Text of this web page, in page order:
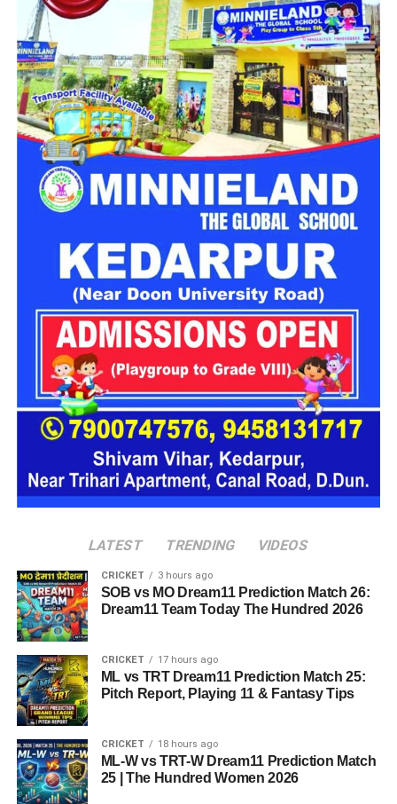
नारी निकेतन में रहने वाली महिलाओं और बच्चों को सुरक्षित माहौल के साथ-
साथ घर जैसा अपनापन और स्वतंत्रता देना है।
उत्तराखंड में बन रहा ‘आलंबन गांव’
महिला सशक्तिकरण एवं बाल विकास विभागके निदेशक आईएएस बंशीलाल
राणा के मुताबिक, नारी निकेतन में आने वाली कई महिलाएं और बच्चे खुद को
एक बंद संस्थान या जेल जैसी जगह पर महसूस करते हैं। यही वजह है कि
कई बार बच्चे वहां से निकलने या भागने की कोशिश तक करने लगते हैं।
इसी समस्या को ध्यान में रखते हुए विभाग अब ऐसा इंफ्रास्ट्रक्चर तैयार
करने की दिशा में काम कर रहा है, जहां रहने वाले लोगों को संस्थागत माहौल
के बजाय परिवार जैसा वातावरण मिल सके।
16 घरों में मिलेगा परिवार जैसा माहौल
प्रस्तावित आलंबन गांव में कॉटेज और छोटे घर विकसित किए जाएंगे। यहां
एक परिवार की तर्ज पर लोगों को रखा जाएगा। योजना के मुताबिक, एक
यूनिट में करीब दो महिलाएं, चार बच्चे और एक किशोरी को शामिल किया
जाएगा। इस तरह उन्हें एक परिवार की तरह साथ रहने का अवसर मिलेगा।
हर यूनिट में अलग किचन जैसी सुविधाएं भी होंगी, ताकि वहां रहने वाली
महिलाओं और बच्चों को रोजमर्रा के जीवन में ज्यादा स्वतंत्रता और जिम्मेदारी
का अनुभव हो सके। प्रस्तावित परिसर में कुल 16 घर विकसित किए
जाएंगे, जिनमें करीब 88 लोगों के रहने की व्यवस्था होगी।
जेल नहीं, रेजिडेंशियल कॉम्प्लेक्स जैसा
LATEST TRENDING VIDEOS
CRICKET 3 hours ago
SOB vs MO Dream11 Prediction Match 26:
Dream11 Team Today The Hundred 2026
CRICKET 17 hours ago
ML vs TRT Dream11 Prediction Match 25:
Pitch Report, Playing 11 & Fantasy Tips
CRICKET 18 hours ago
ML-W vs TRT-W Dream11 Prediction Match
25 | The Hundred Women 2026